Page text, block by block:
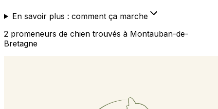
En savoir plus : comment ça marche
2 promeneurs de chien trouvés à Montauban-de-
Bretagne